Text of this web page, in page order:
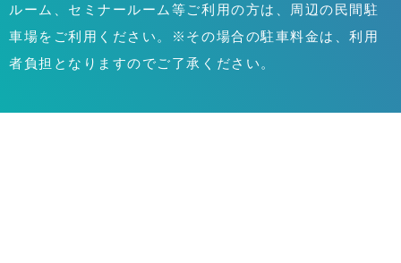
ルーム、セミナールーム等ご利用の方は、周辺の民間駐
車場をご利用ください。※その場合の駐車料金は、利用
者負担となりますのでご了承ください。